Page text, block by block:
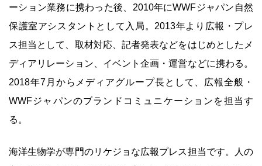
ーション業務に携わった後、2010年にWWFジャパン自然
保護室アシスタントとして入局。2013年より広報・プレ
ス担当として、取材対応、記者発表などをはじめとしたメ
ディアリレーション、イベント企画・運営などに携わる。
2018年7月からメディアグループ長として、広報全般・
WWFジャパンのブランドコミュニケーションを担当す
る。
海洋生物学が専門のリケジョな広報プレス担当です。人の